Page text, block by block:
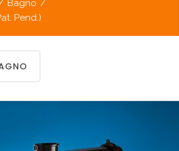
Bagno /
Pend.)